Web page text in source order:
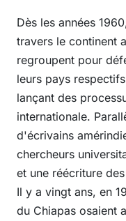
Dès les années
travers le continent
regroupent pour
leurs pays
lançant des
internationale.
d'écrivains
chercheurs
et une réécriture
Il y a vingt ans, en
du Chiapas osaient